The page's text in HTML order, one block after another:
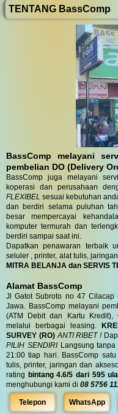
TENTANG BassComp
BassComp melayani
pembelian DO (Delivery
BassComp juga melayani
koperasi dan perusahaan
FLEXIBEL sesuai kebutuhan
dan berdiri selama puluhan
besar mempercayai
komputer termurah dan
berdiri sampai saat ini.
Dapatkan penawaran terbaik
seluler , printer, alat tulis,
MITRA BELANJA dan SERVIS
Alamat BassComp
Jl Gatot Subroto no 47 Cilacap
Jawa. BassComp melayani
(ATM Debit dan Kartu Kredit),
melalui berbagai leasing.
SURVEY (RO) ANTI RIBET !
PILIH SENDIRILangsung tanpa
21:00 tiap hari. BassComp
tulis, printer, jaringan dan
rating bintang 4.6/5 dari 595
menghubungi kami di 08 5756
Telepon WhatsApp